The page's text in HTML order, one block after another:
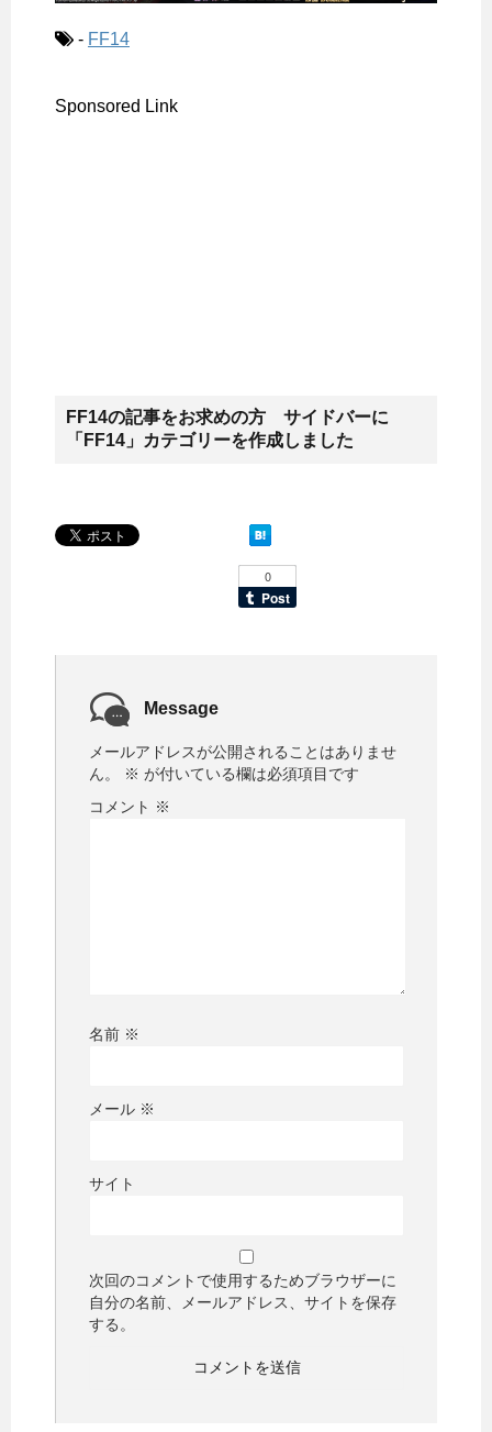
- FF14
Sponsored Link
FF14の記事をお求めの方 サイドバーに
「FF14」カテゴリーを作成しました
Message
メールアドレスが公開されることはありませ
ん。
※ が付いている欄は必須項目です
コメント ※
名前 ※
メール ※
サイト
次回のコメントで使用するためブラウザーに
自分の名前、メールアドレス、サイトを保存
する。